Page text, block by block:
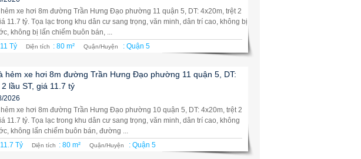
hẻm xe hơi 8m đường Trần Hưng Đạo phường 11 quận 5, DT: 4x20m, trệt 2
11.7 tỷ. Tọa lạc trong khu dân cư sang trọng, văn minh, dân trí cao, không bị
không bị lấn chiếm buôn bán, ...
Tỷ Diện tích : 80 m² Quận/Huyện : Quận 5
hẻm xe hơi 8m đường Trần Hưng Đạo phường 11 quận 5, DT:
lầu ST, giá 11.7 tỷ
2026
hẻm xe hơi 8m đường Trần Hưng Đạo phường 10 quận 5, DT: 4x20m, trệt 2
11.7 tỷ. Tọa lạc trong khu dân cư sang trọng, văn minh, dân trí cao, không
không lấn chiếm buôn bán, đường ...
Tỷ Diện tích : 80 m² Quận/Huyện : Quận 5